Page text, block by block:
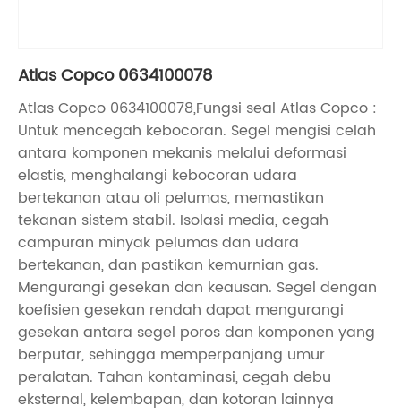
Atlas Copco 0634100078
Atlas Copco 0634100078,Fungsi seal Atlas Copco :
Untuk mencegah kebocoran. Segel mengisi celah
antara komponen mekanis melalui deformasi
elastis, menghalangi kebocoran udara
bertekanan atau oli pelumas, memastikan
tekanan sistem stabil. Isolasi media, cegah
campuran minyak pelumas dan udara
bertekanan, dan pastikan kemurnian gas.
Mengurangi gesekan dan keausan. Segel dengan
koefisien gesekan rendah dapat mengurangi
gesekan antara segel poros dan komponen yang
berputar, sehingga memperpanjang umur
peralatan. Tahan kontaminasi, cegah debu
eksternal, kelembapan, dan kotoran lainnya